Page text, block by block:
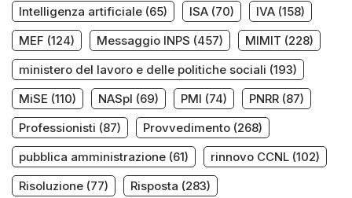
Intelligenza artificiale (65) ISA (70) IVA (158)
MEF (124) Messaggio INPS (457) MIMIT (228)
ministero del lavoro e delle politiche sociali (193)
MiSE (110) NASpI (69) PMI (74) PNRR (87)
Professionisti (87) Provvedimento (268)
pubblica amministrazione (61) rinnovo CCNL (102)
Risoluzione (77) Risposta (283)